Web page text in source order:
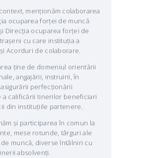
menționăm colaborarea
ocuparea forței de muncă
Direcția ocuparea forței de
cu care instituția a
Acorduri de colaborare.
ține de domeniul orientării
angajării, instruirii, în
perfecționării
a calificării tinerilor beneficiari
din instituțiile partenere.
și participarea în comun la
mese rotunde, târguri ale
muncă, diverse întâlniri cu
absolvenți.